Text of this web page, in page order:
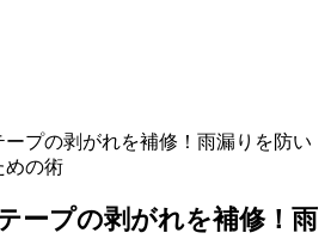
ープの剥がれを補修！雨漏りを防い
めの術
ープの剥がれを補修！雨